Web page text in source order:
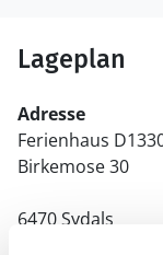
Lageplan
Adresse
Ferienhaus
Birkemose 30
6470 Sydals